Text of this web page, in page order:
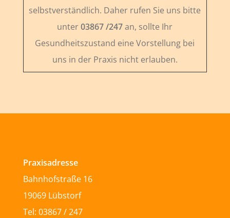
selbstverständlich. Daher rufen Sie uns bitte
unter03867 /247an, sollte Ihr
Gesundheitszustand eine Vorstellung bei
uns in der Praxis nicht erlauben.
Praxisadresse
Bahnhofstraße 16
19069 Lübstorf
Tel: 03867 / 247